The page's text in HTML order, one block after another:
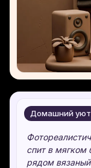
Домашний уют
спит в мягком
рядом